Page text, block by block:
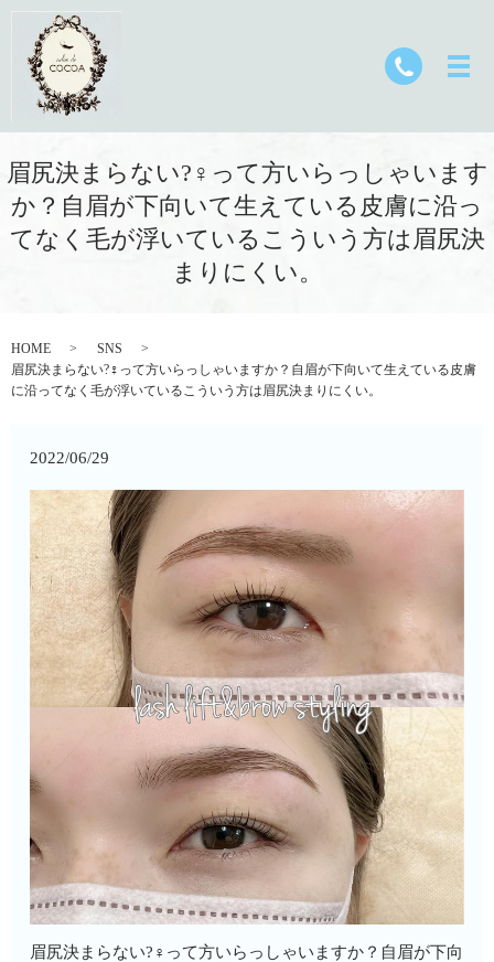
眉尻決まらない?‍♀️って方いらっしゃいます
か？︎自眉が下向いて生えている︎皮膚に沿っ
てなく毛が浮いているこういう方は眉尻決
まりにくい。
HOME
SNS
眉尻決まらない?‍♀️って方いらっしゃいますか？︎自眉が下向いて生えている︎皮膚
に沿ってなく毛が浮いているこういう方は眉尻決まりにくい。
2022/06/29
眉尻決まらない?‍♀️って方いらっしゃいますか？︎自眉が下向